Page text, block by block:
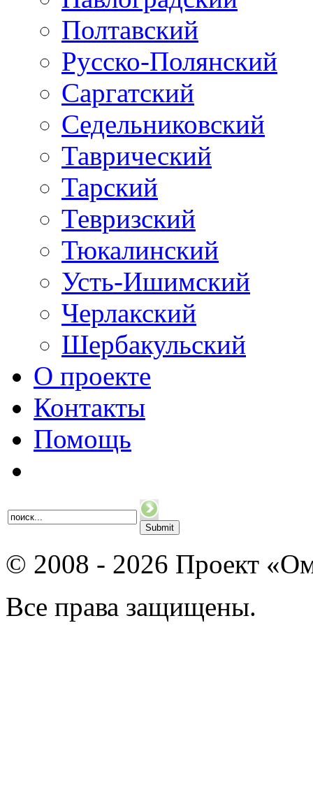
Полтавский
Русско-Полянский
Саргатский
Седельниковский
Таврический
Тарский
Тевризский
Тюкалинский
Усть-Ишимский
Черлакский
Шербакульский
О проекте
Контакты
Помощь
© 2008 - 2026 Проект
Все права защищены.